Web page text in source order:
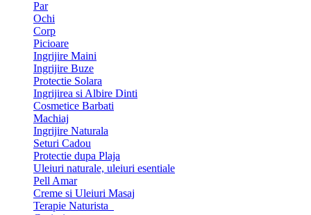
Par
Ochi
Corp
Picioare
Ingrijire Maini
Ingrijire Buze
Protectie Solara
Ingrijirea si Albire Dinti
Cosmetice Barbati
Machiaj
Ingrijire Naturala
Seturi Cadou
Protectie dupa Plaja
Uleiuri naturale, uleiuri esentiale
Pell Amar
Creme si Uleiuri Masaj
Terapie Naturista